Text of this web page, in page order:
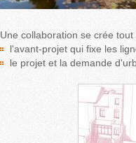
Une collaboration se crée
l'avant-projet qui fixe les
le projet et la demande